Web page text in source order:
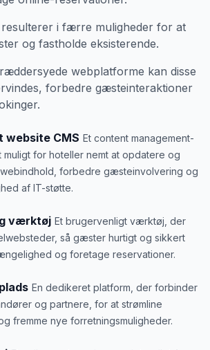
resulterer i færre muligheder for at
og fastholde eksisterende.
webplatforme kan disse
forbedre gæsteinteraktioner
CMS Et content management-
for hoteller nemt at opdatere og
forbedre gæsteinvolvering og
af IT-støtte.
værktøj Et brugervenligt værktøj, der
så gæster hurtigt og sikkert
og foretage reservationer.
En dedikeret platform, der forbinder
og partnere, for at strømline
fremme nye forretningsmuligheder.